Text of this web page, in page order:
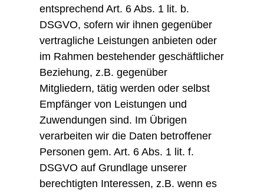
entsprechend Art. 6 Abs. 1 lit. b.
DSGVO, sofern wir ihnen gegenüber
vertragliche Leistungen anbieten oder
im Rahmen bestehender geschäftlicher
Beziehung, z.B. gegenüber
Mitgliedern, tätig werden oder selbst
Empfänger von Leistungen und
Zuwendungen sind. Im Übrigen
verarbeiten wir die Daten betroffener
Personen gem. Art. 6 Abs. 1 lit. f.
DSGVO auf Grundlage unserer
berechtigten Interessen, z.B. wenn es